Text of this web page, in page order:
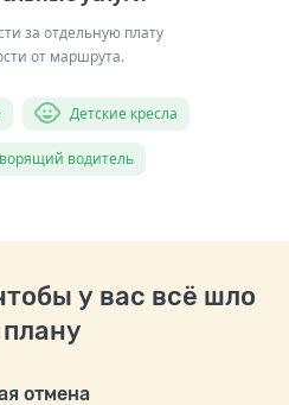
за отдельную плату
от маршрута.
Детские кресла
водитель
у вас всё шло
отмена